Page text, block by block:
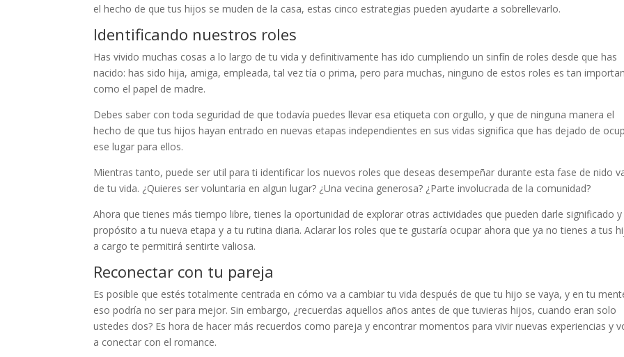
el hecho de que tus hijos se muden de la casa, estas cinco estrategias pueden ayudarte a sobrellevarlo.
Identificando nuestros roles
Has vivido muchas cosas a lo largo de tu vida y definitivamente has ido cumpliendo un sinfín de roles desde que has
nacido: has sido hija, amiga, empleada, tal vez tía o prima, pero para muchas, ninguno de estos roles es tan
como el papel de madre.
Debes saber con toda seguridad de que todavía puedes llevar esa etiqueta con orgullo, y que de ninguna manera el
hecho de que tus hijos hayan entrado en nuevas etapas independientes en sus vidas significa que has dejado de
ese lugar para ellos.
Mientras tanto, puede ser util para ti identificar los nuevos roles que deseas desempeñar durante esta fase de nido
de tu vida. ¿Quieres ser voluntaria en algun lugar? ¿Una vecina generosa? ¿Parte involucrada de la comunidad?
Ahora que tienes más tiempo libre, tienes la oportunidad de explorar otras actividades que pueden darle significado y
propósito a tu nueva etapa y a tu rutina diaria. Aclarar los roles que te gustaría ocupar ahora que ya no tienes a tus
a cargo te permitirá sentirte valiosa.
Reconectar con tu pareja
Es posible que estés totalmente centrada en cómo va a cambiar tu vida después de que tu hijo se vaya, y en tu
eso podría no ser para mejor. Sin embargo, ¿recuerdas aquellos años antes de que tuvieras hijos, cuando eran solo
ustedes dos? Es hora de hacer más recuerdos como pareja y encontrar momentos para vivir nuevas experiencias y
a conectar con el romance.